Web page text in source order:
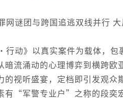
网谜团与跨国追逃双线并行
行动》以真实案件为载体，
暗流涌动的心理博弈到横跨
的视听盛宴，定档即引发观
有“军警专业户”之称的段奕